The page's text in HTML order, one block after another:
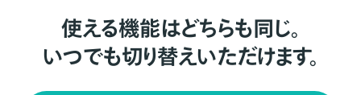
使える機能はどちらも同じ。
いつでも切り替えいただけます。